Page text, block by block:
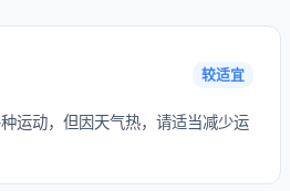
较适宜
运动，但因天气热，请适当减少运